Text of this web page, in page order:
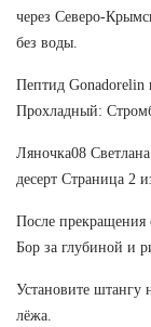
через Северо-
без воды.
Пептид Gonadorelin
Прохладный:
Ляночка08
десерт Страница 2
После прекращения
Бор за глубиной и
Установите штангу
лёжа.